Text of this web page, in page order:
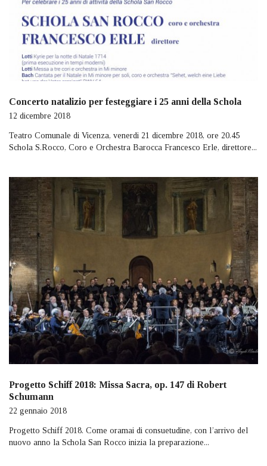
Concerto natalizio per festeggiare i 25 anni della Schola
12 dicembre 2018
Teatro Comunale di Vicenza, venerdi 21 dicembre 2018, ore 20.45
Schola S.Rocco, Coro e Orchestra Barocca Francesco Erle, direttore...
Progetto Schiff 2018: Missa Sacra, op. 147 di Robert
Schumann
22 gennaio 2018
Progetto Schiff 2018. Come oramai di consuetudine, con l’arrivo del
nuovo anno la Schola San Rocco inizia la preparazione...